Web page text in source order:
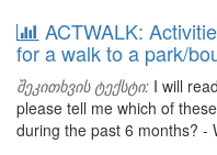
ACTWALK:
for a walk to a park/
შეკითხვის ტექსტი: I will
please tell me which of
during the past 6 months? -